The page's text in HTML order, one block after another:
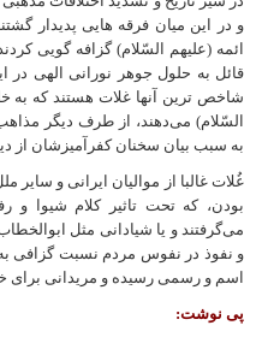
و در این میان فرقه هایی پدیدار
ائمه (علیهم السّلام) گزافه گویی
قائل به حلول جوهر نورانی الهی در
شاخص ترین آنها غلات هستند که به
السّلام) می‌دهند، از طرف دیگر
به سبب بیان سخنان کفرآمیزشان از
غُلات غالبا از موالیان ایرانی و
بودن، که تحت تاثیر کلام شیوا و
می‌گرفتند و یا شیادانی مثل
و نفوذ در نفوس مردم نسبت گزافی به
اسم و رسمی رسیده و مریدانی برای
پی نوشت: